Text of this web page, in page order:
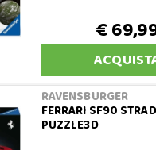
€
RAVENSBURGER
FERRARI SF90
PUZZLE3D